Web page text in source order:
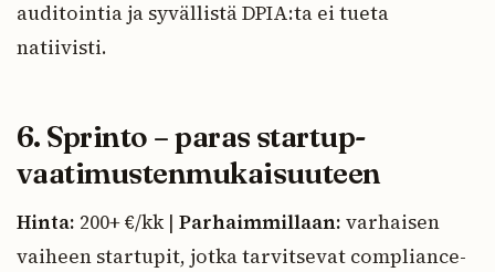
auditointia ja syvällistä DPIA:ta ei tueta
natiivisti.
6. Sprinto – paras startup-
vaatimustenmukaisuuteen
Hinta: 200+ €/kk | Parhaimmillaan: varhaisen
vaiheen startupit, jotka tarvitsevat compliance-